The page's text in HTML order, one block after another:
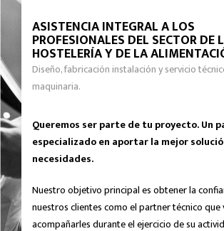
ASISTENCIA INTEGRAL A LOS
PROFESIONALES DEL SECTOR DE
HOSTELERÍA Y DE LA
Diseño, fabricación instalación y servicio
maquinaria.
Queremos ser parte de tu proyecto. Un
especializado en aportar la mejor
necesidades.
Nuestro objetivo principal es obtener la
nuestros clientes como el partner técnico que
acompañarles durante el ejercicio de su